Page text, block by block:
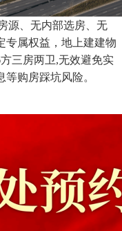
源、无内部选房、无
专属权益，地上建建物
三房两卫,无效避免实
购房踩坑风险。